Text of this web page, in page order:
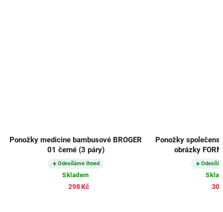
Ponožky medicine bambusové BROGER
01 černé (3 páry)
Odesíláme ihned
Skladem
298 Kč
Ponožky
obrázky